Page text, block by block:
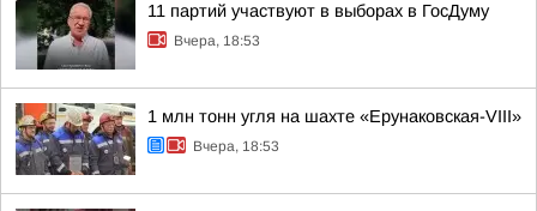
11 партий участвуют в выборах в ГосДуму
Вчера, 18:53
1 млн тонн угля на шахте «Ерунаковская-VIII»
Вчера, 18:53